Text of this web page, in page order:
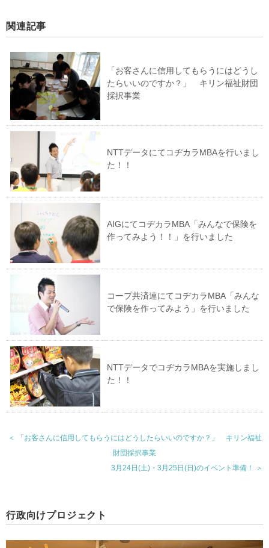
関連記事
「お客さんに信用してもらうにはどうし
たらいいのですか？」 キリン福祉財団
採択事業
NTTデータにてコヂカラMBAを行いまし
た！！
AIGにてコヂカラMBA「みんなで保険を
作ってみよう！！」を行いました
コープ共済連にてコヂカラMBA「みんな
で保険を作ってみよう」を行いました
NTTデータでコヂカラMBAを実施しまし
た！！
＜ 「お客さんに信用してもらうにはどうしたらいいのですか？」 キリン福祉
財団採択事業
3月24日(土)・3月25日(日)のイベント準備！ ＞
行政向けプロジェクト